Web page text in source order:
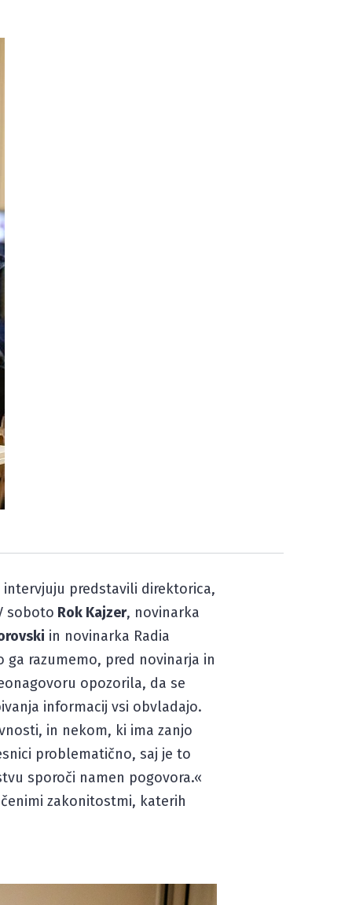
intervjuju predstavili direktorica,
soboto Rok Kajzer, novinarka
in novinarka Radia
razumemo, pred novinarja in
opozorila, da se
informacij vsi obvladajo.
in nekom, ki ima zanjo
problematično, saj je to
sporoči namen pogovora.«
zakonitostmi, katerih